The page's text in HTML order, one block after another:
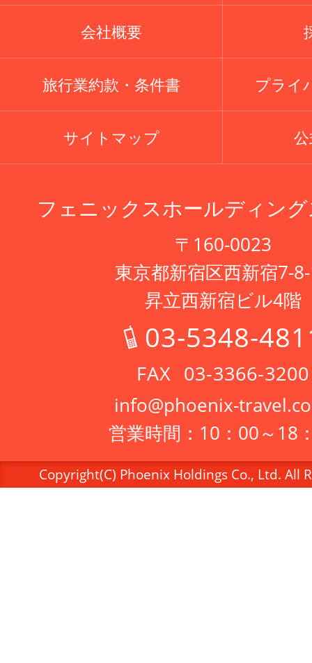
会社概要
旅行業約款・条件書 プライ
サイトマップ
フェニックスホールディン
〒160-0023
東京都新宿区西新宿7-
昇立西新宿ビル4階
03-5348-
03-3366-3200
info@phoenix-
営業時間：10：00～18
Copyright(C) Phoenix Holdings Co., Ltd. All